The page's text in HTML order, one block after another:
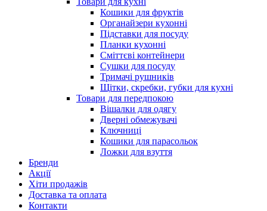
Кошики для фруктів
Органайзери кухонні
Підставки для посуду
Планки кухонні
Сміттєві контейнери
Сушки для посуду
Тримачі рушників
Щітки, скребки, губки для кухні
Товари для передпокою
Вішалки для одягу
Дверні обмежувачі
Ключниці
Кошики для парасольок
Ложки для взуття
Бренди
Акції
Хіти продажів
Доставка та оплата
Контакти